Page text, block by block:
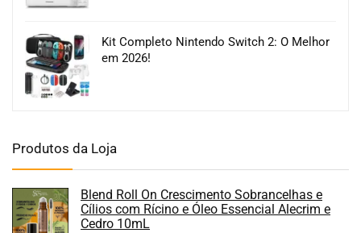
Kit Completo Nintendo Switch 2: O Melhor
em 2026!
Produtos da Loja
Blend Roll On Crescimento Sobrancelhas e
Cílios com Rícino e Óleo Essencial Alecrim e
Cedro 10mL